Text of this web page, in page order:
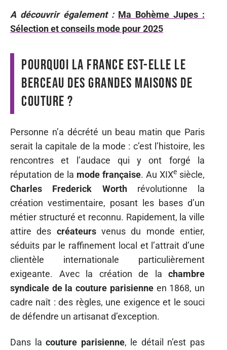
A découvrir également : Ma Bohème Jupes :
Sélection et conseils mode pour 2025
Pourquoi la France est-elle le
berceau des grandes maisons de
couture ?
Personne n’a décrété un beau matin que Paris
serait la capitale de la mode : c’est l’histoire, les
rencontres et l’audace qui y ont forgé la
réputation de la mode française. Au XIXe siècle,
Charles Frederick Worthrévolutionne la
création vestimentaire, posant les bases d’un
métier structuré et reconnu. Rapidement, la ville
attire des créateursvenus du monde entier,
séduits par le raffinement local et l’attrait d’une
clientèle internationale particulièrement
exigeante. Avec la création de la chambre
syndicale de la couture parisienneen 1868, un
cadre naît : des règles, une exigence et le souci
de défendre un artisanat d’exception.
Dans lacouture parisienne, le détail n’est pas